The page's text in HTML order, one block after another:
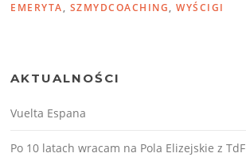
EMERYTA, SZMYDCOACHING,WYŚCIGI
AKTUALNOŚCI
Vuelta Espana
Po 10 latach wracam na Pola Elizejskie z TdF